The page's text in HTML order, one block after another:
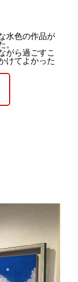
水色の作品が
。
がら過ごすこ
けてよかった